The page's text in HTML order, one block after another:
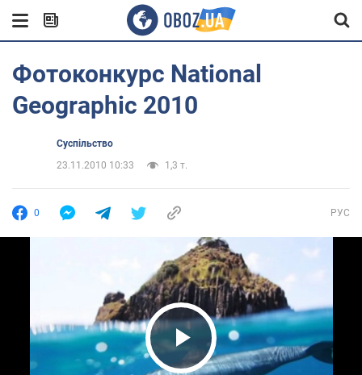
Фотоконкурс National
Geographic 2010
Суспільство
23.11.2010 10:33
1,3 т.
0 РУС